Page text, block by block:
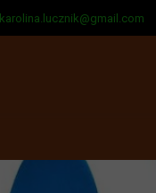
karolina.lucznik@gmail.com